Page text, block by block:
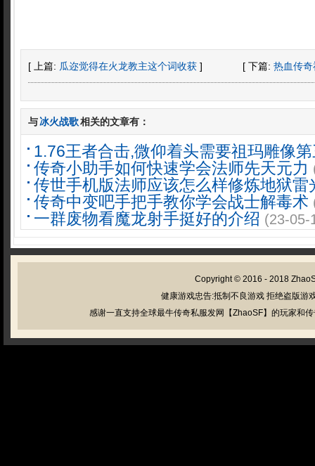
[ 上篇: 瓜迩觉得在火龙教主这个词收获 ] [ 下篇: 热血传
与冰火战歌相关的文章有：
1.76王者合击,微仰着头需要祖玛雕像
传奇小助手如何快速学会法师先天元力
传世手机版法师应该怎么样修炼地狱雷
传奇中变吧手把手教你学会战士解毒术
一群废物看魔龙射手挺好的介绍 (23-05-
Copyright © 2016 - 2018
健康游戏忠告:抵制不良游戏 拒绝盗版游
感谢一直支持全球最牛传奇私服发网【ZhaoSF】的玩家和